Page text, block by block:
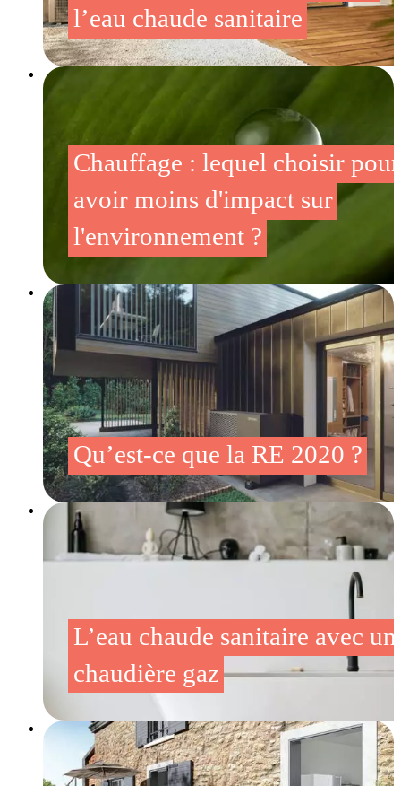
l’eau chaude sanitaire
Chauffage : lequel choisir pour
avoir moins d'impact sur
l'environnement ?
Qu’est-ce que la RE 2020 ?
L’eau chaude sanitaire avec
chaudière gaz